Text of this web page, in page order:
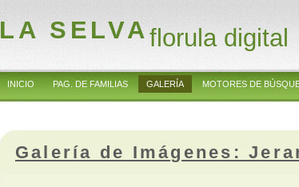
LA SELVAflorula digital
INICIO PAG. DE FAMILIAS GALERÍA MOTORES DE
Galería de Imágenes: